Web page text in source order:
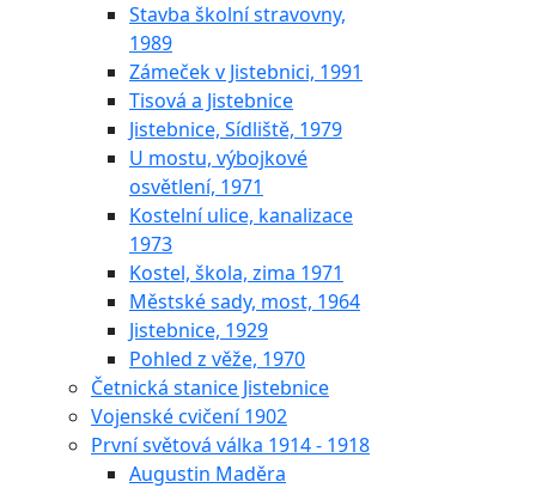
Stavba školní stravovny,
1989
Zámeček v Jistebnici, 1991
Tisová a Jistebnice
Jistebnice, Sídliště, 1979
U mostu, výbojkové
osvětlení, 1971
Kostelní ulice, kanalizace
1973
Kostel, škola, zima 1971
Městské sady, most, 1964
Jistebnice, 1929
Pohled z věže, 1970
Četnická stanice Jistebnice
Vojenské cvičení 1902
První světová válka 1914 - 1918
Augustin Maděra